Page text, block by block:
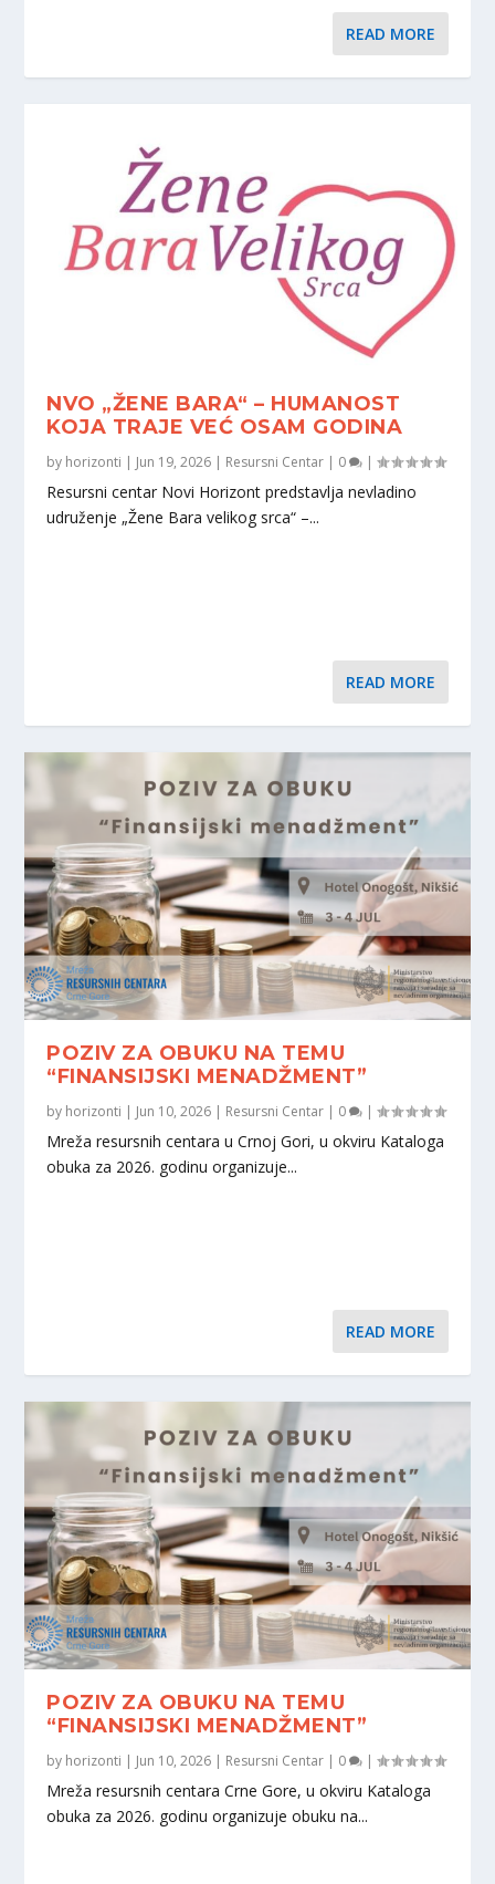
READ MORE
NVO „ŽENE BARA“ – HUMANOST
KOJA TRAJE VEĆ OSAM GODINA
by horizonti | Jun 19, 2026 | Resursni Centar | 0 |
Resursni centar Novi Horizont predstavlja nevladino
udruženje „Žene Bara velikog srca“ –...
READ MORE
POZIV ZA OBUKU NA TEMU
“FINANSIJSKI MENADŽMENT”
by horizonti | Jun 10, 2026 | Resursni Centar | 0 |
Mreža resursnih centara u Crnoj Gori, u okviru Kataloga
obuka za 2026. godinu organizuje...
READ MORE
POZIV ZA OBUKU NA TEMU
“FINANSIJSKI MENADŽMENT”
by horizonti | Jun 10, 2026 | Resursni Centar | 0 |
Mreža resursnih centara Crne Gore, u okviru Kataloga
obuka za 2026. godinu organizuje obuku na...